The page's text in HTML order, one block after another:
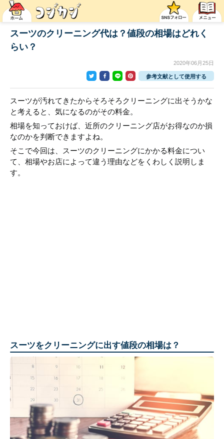
スーツのクリーニング代は？値段の相場はどれく
らい？
2020年06月25日
参考文献として使用する
スーツが汚れてきたからそろそろクリーニングに出そうかな
と考えると、気になるのがその料金。
相場を知っておけば、近所のクリーニング店がお得なのか損
なのかを判断できますよね。
そこで今回は、スーツのクリーニングにかかる料金につい
て、相場やお店によって違う理由などをくわしく説明しま
す。
スーツをクリーニングに出す値段の相場は？